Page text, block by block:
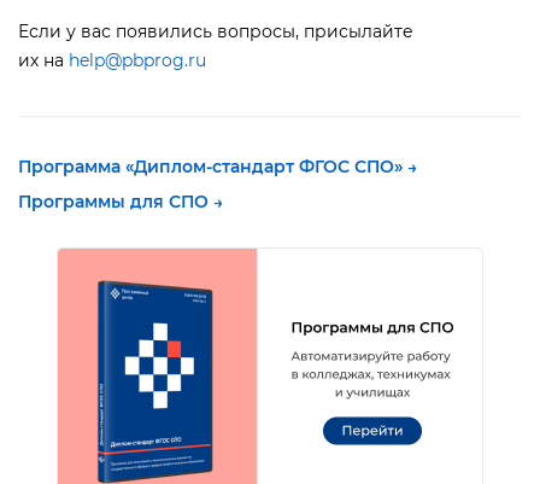
Если у вас появились вопросы, присылайте
их на help@pbprog.ru
Программа «Диплом-стандарт ФГОС СПО» →
Программы для СПО →